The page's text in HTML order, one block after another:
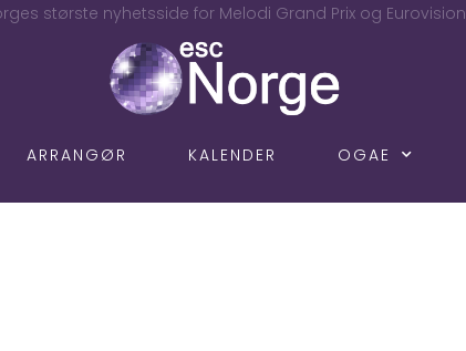
største nyhetsside for Melodi Grand Prix og Eurovision
ARRANGØR KALENDER OGAE